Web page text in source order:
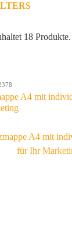
18 Produkte.
A4 mit